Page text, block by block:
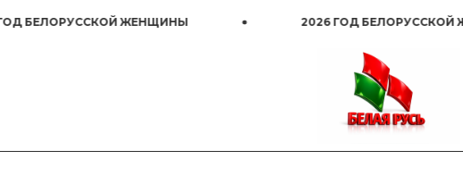
ЖЕНЩИНЫ 2026 ГОД БЕЛОРУССКОЙ ЖЕНЩИНЫ